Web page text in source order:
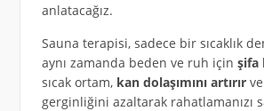
anlatacağız.
Sauna terapisi, sadece bir sıcaklık
aynı zamanda beden ve ruh için şifa
sıcak ortam, kan dolaşımını artırırve
gerginliğini azaltarak rahatlamanızı